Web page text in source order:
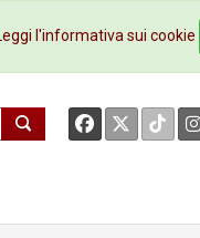
Contatti
l'informativa sui cookie